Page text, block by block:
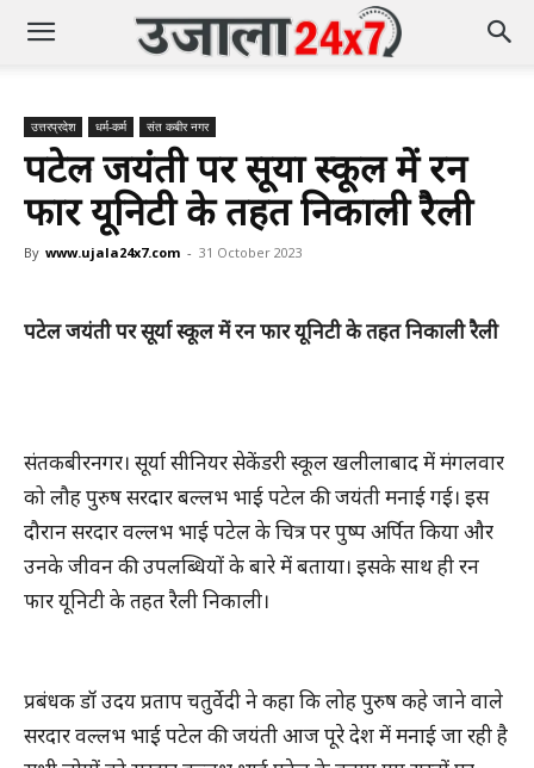
उत्तरप्रदेश धर्म-कर्म संत कबीर नगर
पटेल जयंती पर सूर्या स्कूल में रन
फार यूनिटी के तहत निकाली रैली
By www.ujala24x7.com - 31 October 2023
पटेल जयंती पर सूर्या स्कूल में रन फार यूनिटी के तहत निकाली रैली
संतकबीरनगर। सूर्या सीनियर सेकेंडरी स्कूल खलीलाबाद में मंगलवार
को लौह पुरुष सरदार बल्लभ भाई पटेल की जयंती मनाई गई। इस
दौरान सरदार वल्लभ भाई पटेल के चित्र पर पुष्प अर्पित किया और
उनके जीवन की उपलब्धियों के बारे में बताया। इसके साथ ही रन
फार यूनिटी के तहत रैली निकाली।
प्रबंधक डॉ उदय प्रताप चतुर्वेदी ने कहा कि लोह पुरुष कहे जाने वाले
सरदार वल्लभ भाई पटेल की जयंती आज पूरे देश में मनाई जा रही है